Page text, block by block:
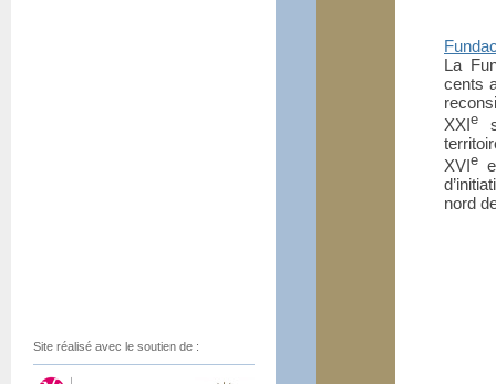
La
cents
XXIe
XVIe
nord
Site réalisé avec le soutien de :